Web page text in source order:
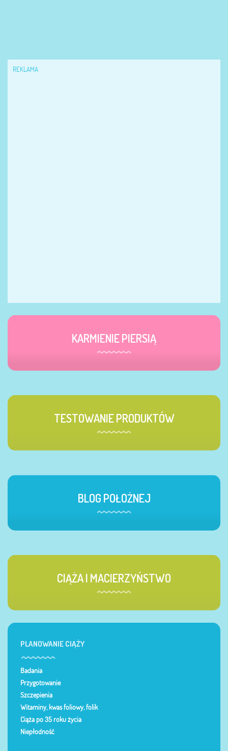
REKLAMA
KARMIENIE PIERSIĄ
TESTOWANIE PRODUKTÓW
BLOG POŁOŻNEJ
CIĄŻA I MACIERZYŃSTWO
PLANOWANIE CIĄŻY
Badania
Przygotowanie
Szczepienia
Witaminy, kwas foliowy, folik
Ciąża po 35 roku życia
Niepłodność